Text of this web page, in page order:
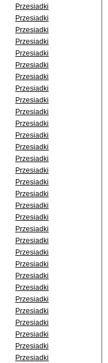
Przesiadki
Przesiadki
Przesiadki
Przesiadki
Przesiadki
Przesiadki
Przesiadki
Przesiadki
Przesiadki
Przesiadki
Przesiadki
Przesiadki
Przesiadki
Przesiadki
Przesiadki
Przesiadki
Przesiadki
Przesiadki
Przesiadki
Przesiadki
Przesiadki
Przesiadki
Przesiadki
Przesiadki
Przesiadki
Przesiadki
Przesiadki
Przesiadki
Przesiadki
Przesiadki
Przesiadki